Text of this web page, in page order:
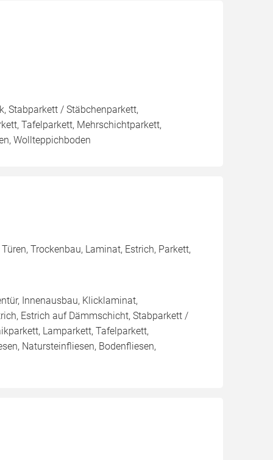
Stabparkett / Stäbchenparkett,
Tafelparkett, Mehrschichtparkett,
Wollteppichboden
Trockenbau, Laminat, Estrich, Parkett,
Innenausbau, Klicklaminat,
Estrich auf Dämmschicht, Stabparkett /
Lamparkett, Tafelparkett,
Natursteinfliesen, Bodenfliesen,